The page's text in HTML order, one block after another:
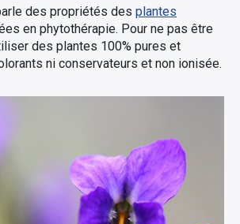
des propriétés des plantes
en phytothérapie. Pour ne pas être
des plantes 100% pures et
ni conservateurs et non ionisée.